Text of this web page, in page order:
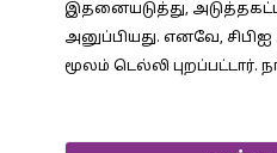
இதனையடுத்து,
அனுப்பியது. எனவே,
மூலம் டெல்லி